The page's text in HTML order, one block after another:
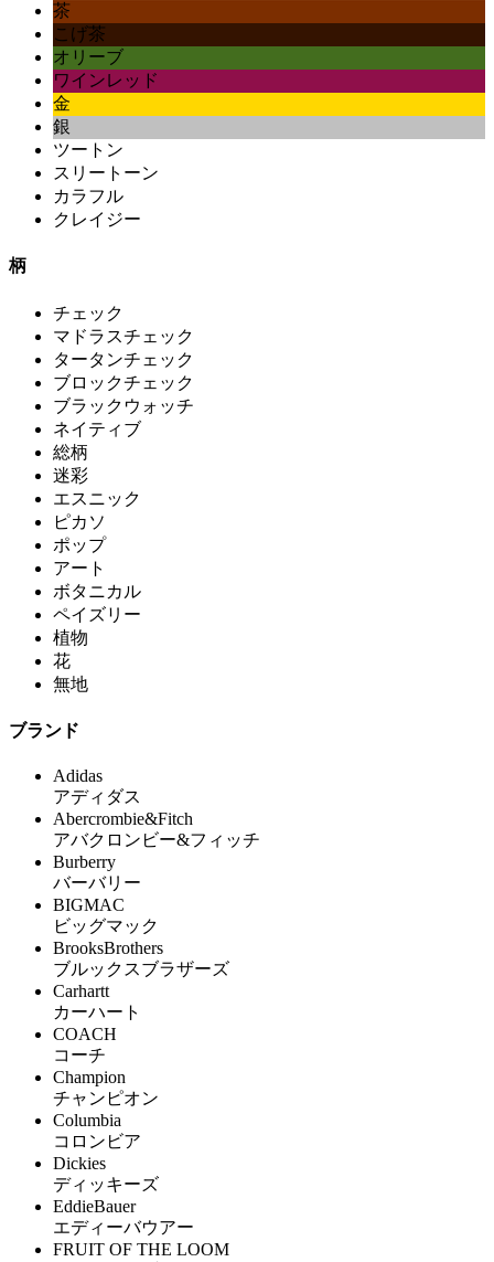
茶
こげ茶
オリーブ
ワインレッド
金
銀
ツートン
スリートーン
カラフル
クレイジー
柄
チェック
マドラスチェック
タータンチェック
ブロックチェック
ブラックウォッチ
ネイティブ
総柄
迷彩
エスニック
ピカソ
ポップ
アート
ボタニカル
ペイズリー
植物
花
無地
ブランド
Adidas
アディダス
Abercrombie&Fitch
アバクロンビー&フィッチ
Burberry
バーバリー
BIGMAC
ビッグマック
BrooksBrothers
ブルックスブラザーズ
Carhartt
カーハート
COACH
コーチ
Champion
チャンピオン
Columbia
コロンビア
Dickies
ディッキーズ
EddieBauer
エディーバウアー
FRUIT OF THE LOOM